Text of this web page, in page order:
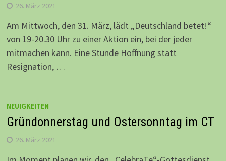
26. März 2021
Am Mittwoch, den 31. März, lädt „Deutschland betet!“
von 19-20.30 Uhr zu einer Aktion ein, bei der jeder
mitmachen kann. Eine Stunde Hoffnung statt
Resignation, …
NEUIGKEITEN
Gründonnerstag und Ostersonntag im CT
26. März 2021